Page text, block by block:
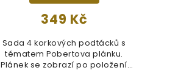
349 Kč
Sada 4 korkových podtácků s
tématem Pobertova plánku.
Plánek se zobrazí po položení